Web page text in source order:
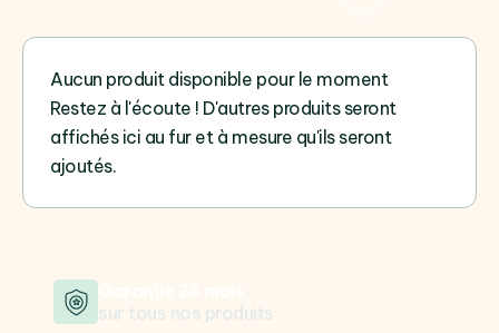
Aucun produit disponible pour le moment
Restez à l'écoute ! D'autres produits seront
affichés ici au fur et à mesure qu'ils seront
ajoutés.
sur tous nos produits